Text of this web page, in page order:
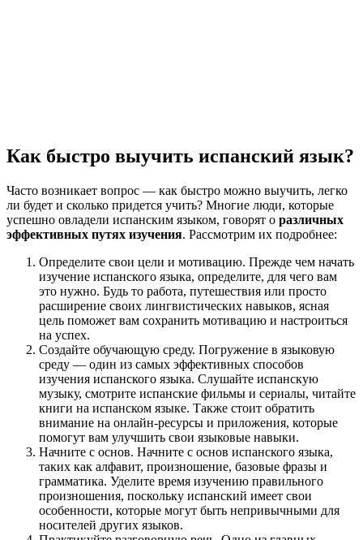
Как быстро выучить испанский язык?
Часто возникает вопрос — как быстро можно выучить, легко
ли будет и сколько придется учить? Многие люди, которые
успешно овладели испанским языком, говорят о различных
эффективных путях изучения. Рассмотрим их подробнее:
Определите свои цели и мотивацию. Прежде чем начать
изучение испанского языка, определите, для чего вам
это нужно. Будь то работа, путешествия или просто
расширение своих лингвистических навыков, ясная
цель поможет вам сохранить мотивацию и настроиться
на успех.
Создайте обучающую среду. Погружение в языковую
среду — один из самых эффективных способов
изучения испанского языка. Слушайте испанскую
музыку, смотрите испанские фильмы и сериалы, читайте
книги на испанском языке. Также стоит обратить
внимание на онлайн-ресурсы и приложения, которые
помогут вам улучшить свои языковые навыки.
Начните с основ. Начните с основ испанского языка,
таких как алфавит, произношение, базовые фразы и
грамматика. Уделите время изучению правильного
произношения, поскольку испанский имеет свои
особенности, которые могут быть непривычными для
носителей других языков.